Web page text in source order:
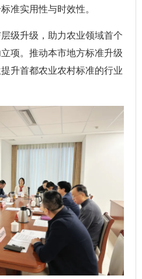
准实用性与时效性。
升级，助力农业领域首个
项。推动本市地方标准升级
升首都农业农村标准的行业